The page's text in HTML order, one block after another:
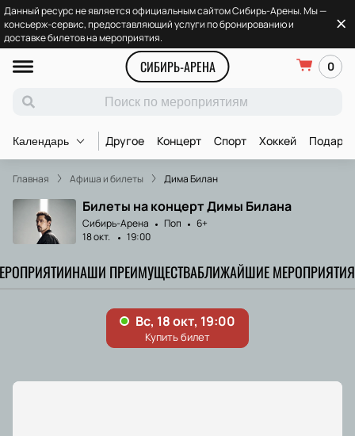
Данный ресурс не является официальным сайтом Сибирь-Арены. Мы —
консьерж-сервис, предоставляющий услуги по бронированию и
доставке билетов на мероприятия.
СИБИРЬ-АРЕНА 0
Календарь Другое Концерт Спорт Хоккей
Главная Афиша и билеты Дима Билан
Билеты на концерт Димы Билана
Сибирь-Арена Поп
6+
18 окт.
19:00
НАШИ ПРЕИМУЩЕСТВАБЛИЖАЙШИЕ МЕРОПРИЯТИЯ